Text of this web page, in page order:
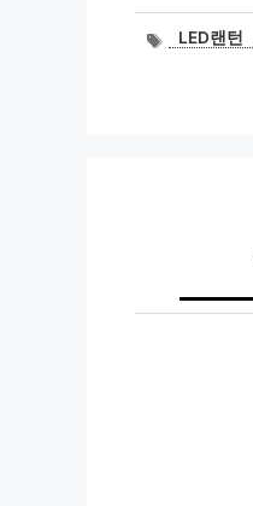
태LED랜턴